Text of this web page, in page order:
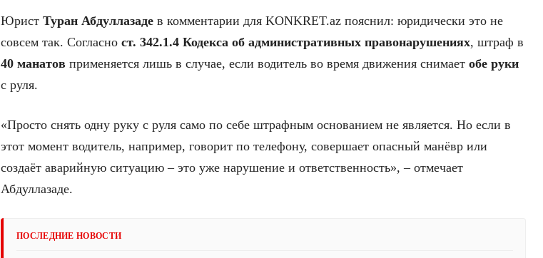
Юрист Туран Абдуллазаде в комментарии для KONKRET.az пояснил: юридически это не
совсем так. Согласно ст. 342.1.4 Кодекса об административных правонарушениях, штраф в
40 манатов применяется лишь в случае, если водитель во время движения снимает обе руки
с руля.
«Просто снять одну руку с руля само по себе штрафным основанием не является. Но если в
этот момент водитель, например, говорит по телефону, совершает опасный манёвр или
создаёт аварийную ситуацию – это уже нарушение и ответственность», – отмечает
Абдуллазаде.
ПОСЛЕДНИЕ НОВОСТИ